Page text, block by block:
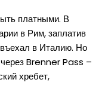
платными. В
в Рим, заплатив
в Италию. Но
Brenner Pass –
хребет,